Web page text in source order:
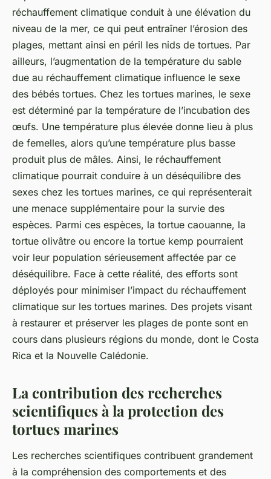
réchauffement climatique conduit à une élévation du
niveau de la mer, ce qui peut entraîner l’érosion des
plages, mettant ainsi en péril les nids de tortues. Par
ailleurs, l’augmentation de la température du sable
due au réchauffement climatique influence le sexe
des bébés tortues. Chez les tortues marines, le sexe
est déterminé par la température de l’incubation des
œufs. Une température plus élevée donne lieu à plus
de femelles, alors qu’une température plus basse
produit plus de mâles. Ainsi, le réchauffement
climatique pourrait conduire à un déséquilibre des
sexes chez les tortues marines, ce qui représenterait
une menace supplémentaire pour la survie des
espèces. Parmi ces espèces, la tortue caouanne, la
tortue olivâtre ou encore la tortue kemp pourraient
voir leur population sérieusement affectée par ce
déséquilibre. Face à cette réalité, des efforts sont
déployés pour minimiser l’impact du réchauffement
climatique sur les tortues marines. Des projets visant
à restaurer et préserver les plages de ponte sont en
cours dans plusieurs régions du monde, dont le Costa
Rica et la Nouvelle Calédonie.
La contribution des recherches
scientifiques à la protection des
tortues marines
Les recherches scientifiques contribuent grandement
à la compréhension des comportements et des